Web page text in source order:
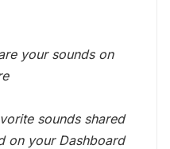
your sounds on
sounds shared
on your Dashboard